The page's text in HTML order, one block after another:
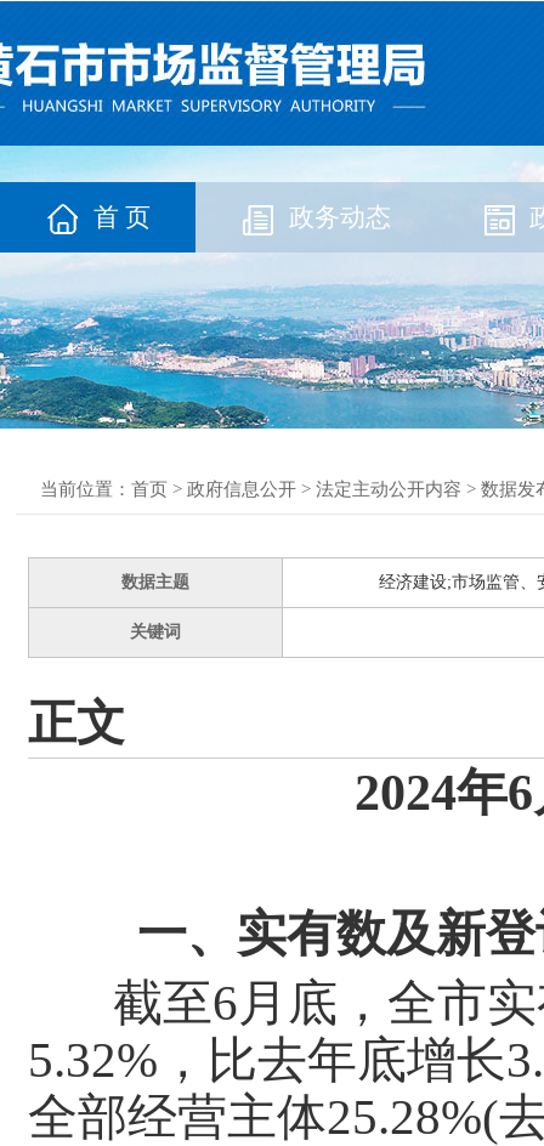
首 页 政务动态
当前位置： 首页 > 政府信息公开 > 法定主动公开内容 > 数据发
数据主题 经济建设;市场监管、
关键词
正文
2024
一、 实有数及新
截至6月 底，全市
5.32%，比去年底增长
全部经营主体25.28%(